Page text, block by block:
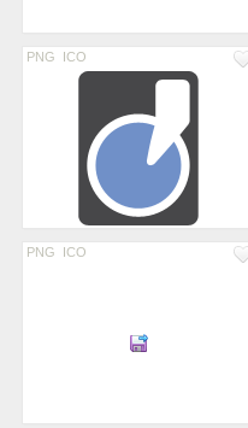
PNG ICO
PNG ICO